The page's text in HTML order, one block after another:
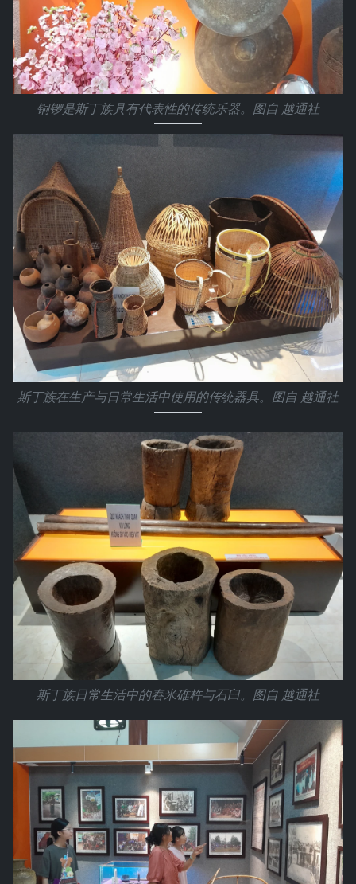
铜锣是斯丁族具有代表性的传统乐器。图自 越通社
斯丁族在生产与日常生活中使用的传统器具。图自 越通社
斯丁族日常生活中的舂米碓杵与石臼。图自 越通社